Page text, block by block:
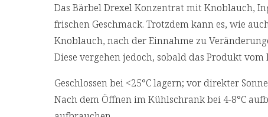
Das Bärbel Drexel Konzentrat mit Knoblauch,
frischen Geschmack. Trotzdem kann es, wie
Knoblauch, nach der Einnahme zu
Diese vergehen jedoch, sobald das Produkt
Geschlossen bei <25°C lagern; vor direkter
Nach dem Öffnen im Kühlschrank bei 4-8°C